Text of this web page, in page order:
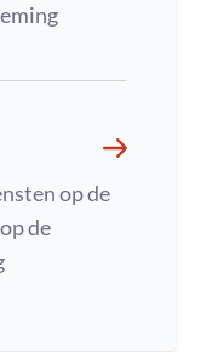
op de
de